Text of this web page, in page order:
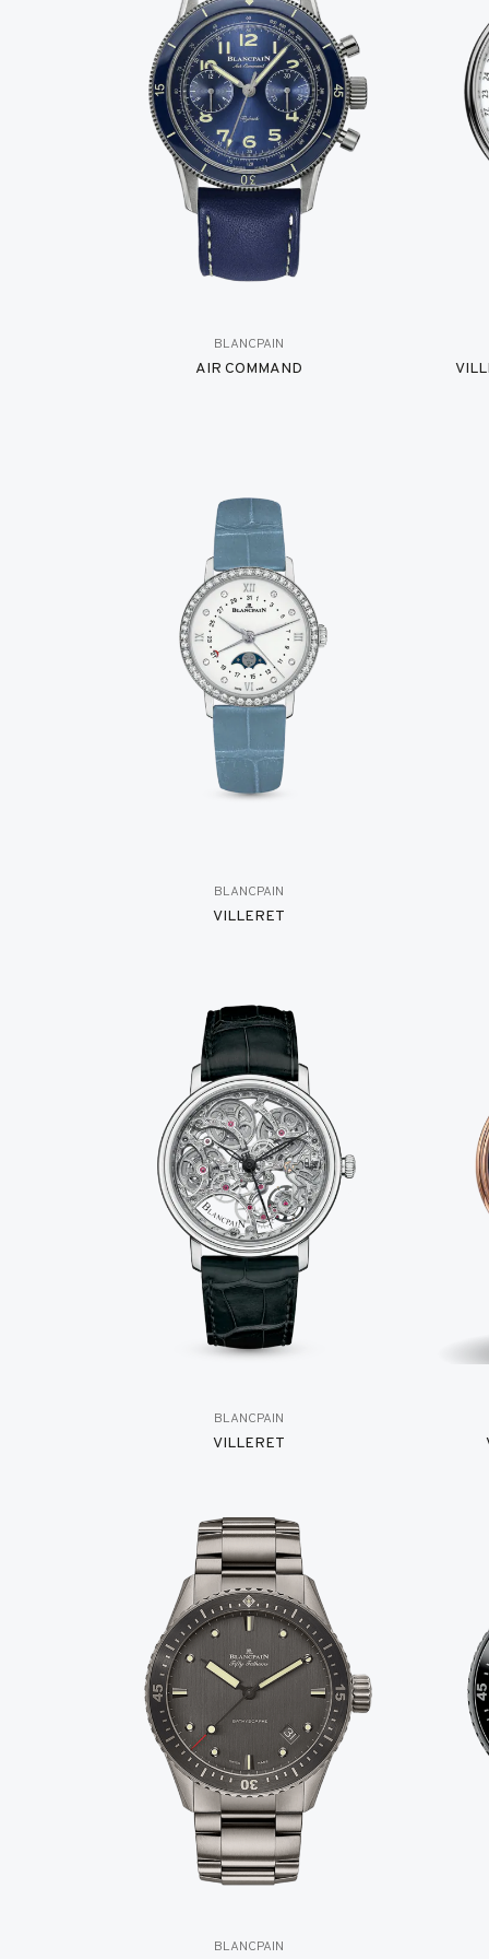
BLANCPAIN
AIR COMMAND
BLANCPAIN
VILLERET
BLANCPAIN
VILLERET
BLANCPAIN